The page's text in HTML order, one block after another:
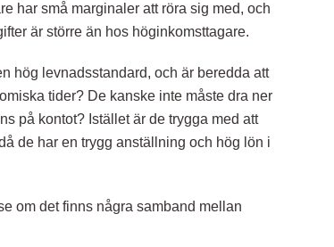
har små marginaler att röra sig med, och
är större än hos höginkomsttagare.
hög levnadsstandard, och är beredda att
tider? De kanske inte måste dra ner
på kontot? Istället är de trygga med att
de har en trygg anställning och hög lön i
om det finns några samband mellan